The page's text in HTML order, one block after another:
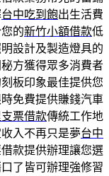
台中吃到飽出生活費
的新竹小額借款低
設計及製造燈具的
方獲得眾多消費者
板印象最佳提供您
免費提供賺錢汽車
支票借款傳統工作地
入不再只是夢台中
款提供辦理讓您選
了皆可辦理強修習